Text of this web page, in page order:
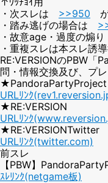
・次スレは >>950
・踏み逃げの場合は
・故意age・過度の煽
・重複スレは本スレ誘
RE:VERSIONのPBW「
問・情報交換及び、プ
★PandoraPartyProject
URLﾘﾝｸ
★RE:VERSION
URLﾘﾝｸ
★RE:VERSIONTwitter
URLﾘﾝｸ(twitter.com)
前スレ
【PBW】
ｽﾚﾘﾝｸ(netgame板)